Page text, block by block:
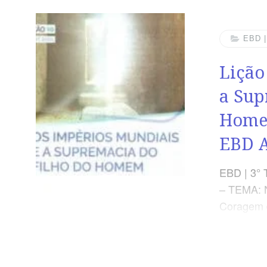
a
coisas.
EBD
a
EBD
EBD | 3°
– TEMA: